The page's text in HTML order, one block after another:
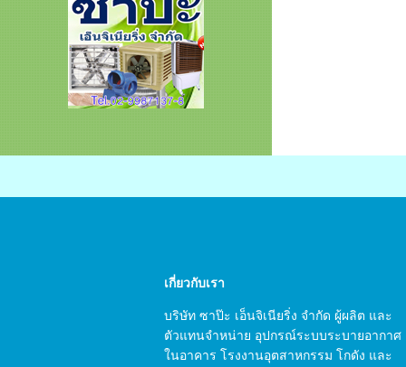
เกี่ยวกับเรา
บริษัท ซาป๊ะ เอ็นจิเนียริ่ง จำกัด ผู้ผลิต และ
ตัวแทนจำหน่าย อุปกรณ์ระบบระบายอากาศ
ในอาคาร โรงงานอุตสาหกรรม โกดัง และ